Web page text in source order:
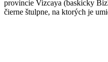
provincie Vizcaya (baskicky
čierne štulpne, na ktorých je